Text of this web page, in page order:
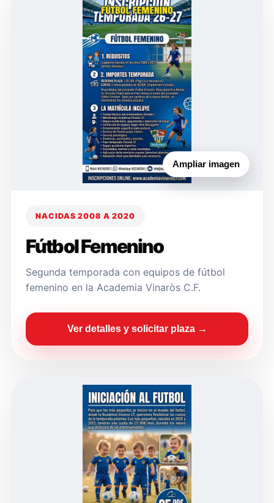
Ampliar imagen
NACIDAS 2008 A 2020
Fútbol Femenino
Segunda temporada con equipos de fútbol
femenino en la Academia Vinaròs C.F.
Ver detalles y solicitar plaza →